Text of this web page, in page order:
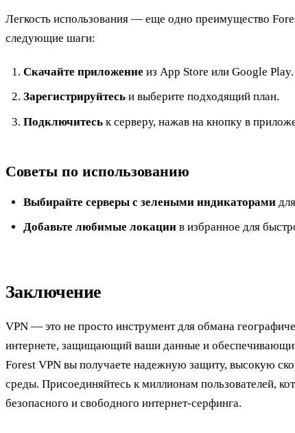
Легкость использования — еще одно преимущество
следующие шаги:
Скачайте приложение из App Store или Google Play.
Зарегистрируйтесьи выберите подходящий план.
Подключитеськ серверу, нажав на кнопку в
Советы по использованию
Выбирайте серверы с зелеными индикаторами
Добавьте любимые локациив избранное для
Заключение
VPN — это не просто инструмент для обмана
интернете, защищающий ваши данные и
Forest VPN вы получаете надежную защиту, высокую
среды. Присоединяйтесь к миллионам пользователей,
безопасного и свободного интернет-серфинга.